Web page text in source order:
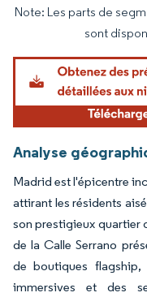
Image © Mordor Intelligence.
Note: Les parts de
sont
Analyse
Madrid est l'épicentre
attirant les résidents
son prestigieux quartier
de la Calle Serrano
de boutiques
immersives et des